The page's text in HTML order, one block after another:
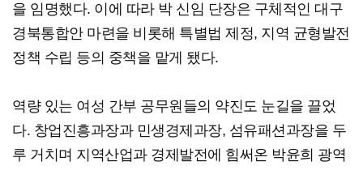
을 임명했다. 이에 따라 박 신임 단장은 구체적인 대구
경북통합안 마련을 비롯해 특별법 제정, 지역 균형발전
정책 수립 등의 중책을 맡게 됐다.
역량 있는 여성 간부 공무원들의 약진도 눈길을 끌었
다. 창업진흥과장과 민생경제과장, 섬유패션과장을 두
루 거치며 지역산업과 경제발전에 힘써온 박윤희 광역